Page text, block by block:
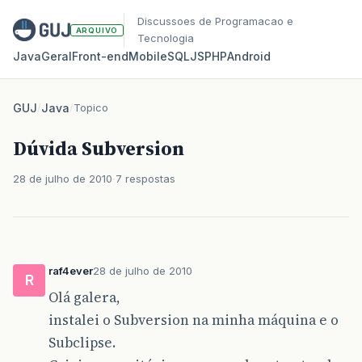
ARQUIVO
Discussoes de Programacao e
Tecnologia
JavaGeralFront‑endMobileSQLJSPHPAndroid
GUJ/Java/Topico
Dúvida Subversion
28 de julho de 2010 7 respostas
R
raf4ever28 de julho de 2010
Olá galera,
instalei o Subversion na minha máquina e o
Subclipse.